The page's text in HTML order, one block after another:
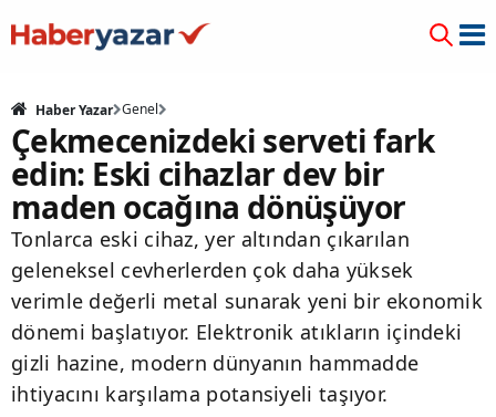
Haber Yazar Genel
Çekmecenizdeki serveti fark
edin: Eski cihazlar dev bir
maden ocağına dönüşüyor
Tonlarca eski cihaz, yer altından çıkarılan
geleneksel cevherlerden çok daha yüksek
verimle değerli metal sunarak yeni bir ekonomik
dönemi başlatıyor. Elektronik atıkların içindeki
gizli hazine, modern dünyanın hammadde
ihtiyacını karşılama potansiyeli taşıyor.